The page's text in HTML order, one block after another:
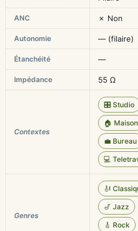
ANC ✗ Non
Autonomie — (filaire)
Étanchéité —
Impédance 55 Ω
Contextes
🎛️ Studio
🏠 Maison
💼 Bureau
💻
Genres
🎻
🎷 Jazz
🎸 Rock